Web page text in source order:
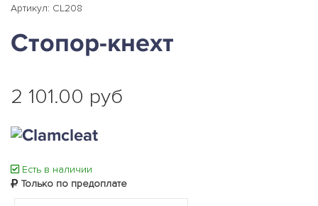
Артикул: CL208
Стопор-кнехт
2 101.00 руб
Есть в наличии
Только по предоплате